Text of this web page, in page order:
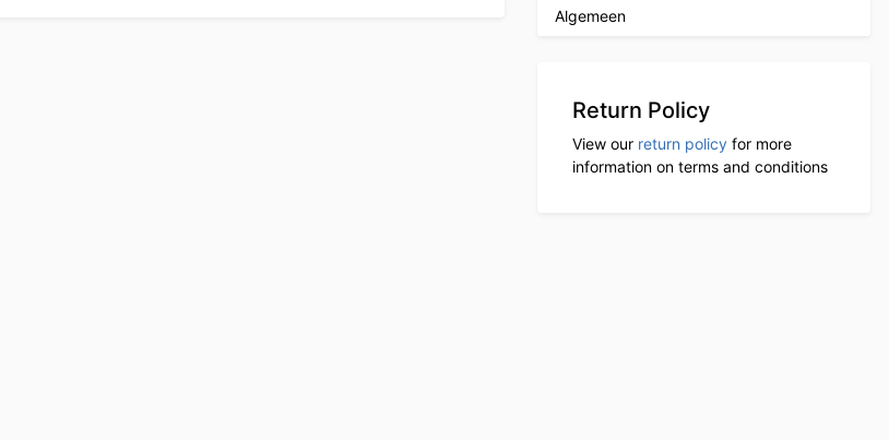
Algemeen
Return Policy
View our return policy for more
information on terms and conditions